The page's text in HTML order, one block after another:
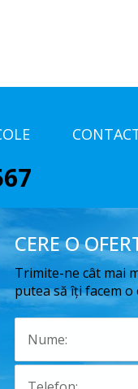
CERE O
Trimite-ne cât mai
putea să îți facem